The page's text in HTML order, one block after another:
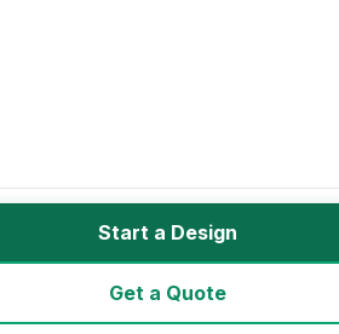
Start a Design
Get a Quote